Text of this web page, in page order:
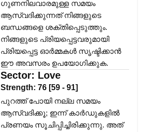
ഗുണനിലവാരമുള്ള സമയം
ആസ്വദിക്കുന്നത് നിങ്ങളുടെ
ബന്ധങ്ങളെ ശക്തിപ്പെടുത്തും.
നിങ്ങളുടെ പ്രിയപ്പെട്ടവരുമായി
പ്രിയപ്പെട്ട ഓർമ്മകൾ സൃഷ്ടിക്കാൻ
ഈ അവസരം ഉപയോഗിക്കുക.
Sector: Love
Strength: 76 [59 - 91]
പുറത്ത് പോയി നല്ല സമയം
ആസ്വദിക്കൂ; ഇന്ന് കാർഡുകളിൽ
പ്രണയം സൂചിപ്പിച്ചിരിക്കുന്നു. അത്